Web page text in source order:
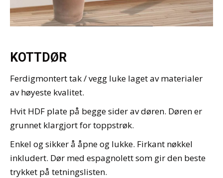
KOTTDØR
Ferdigmontert tak / vegg luke laget av materialer
av høyeste kvalitet.
Hvit HDF plate på begge sider av døren. Døren er
grunnet klargjort for toppstrøk.
Enkel og sikker å åpne og lukke. Firkant nøkkel
inkludert. Dør med espagnolett som gir den beste
trykket på tetningslisten.